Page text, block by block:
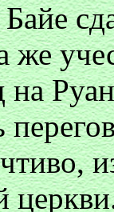
же
на